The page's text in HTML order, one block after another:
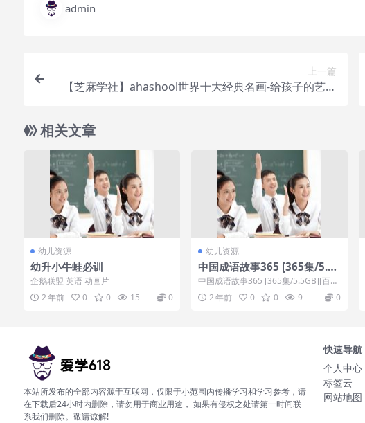
admin
上一篇
【芝麻学社】ahashool世界十大经典名画-给孩子的艺术
相关文章
幼儿资源
幼升小牛蛙必训
企鹅联盟 英语 动画片
2 年前
0 0 15 0
幼儿资源
中国成语故事365 [365集/5.5
GB]
中国成语故事365 [365集/5.5GB][百度
云网盘] 《成语故事动画版》是...
2 年前 0 0 9 0
本站所发布的全部内容源于互联网，仅限于小范围内传播学习和学习参考，请
在下载后24小时内删除，请勿用于商业用途， 如果有侵权之处请第一时间联
系我们删除。敬请谅解!
快速导航
个人中心
标签云
网站地图